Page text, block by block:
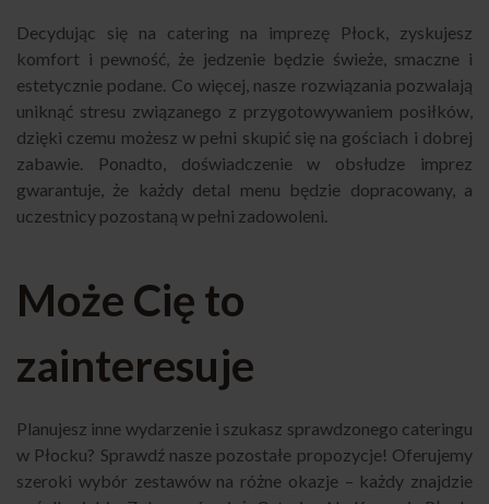
Decydując się na catering na imprezę Płock, zyskujesz
komfort i pewność, że jedzenie będzie świeże, smaczne i
estetycznie podane. Co więcej, nasze rozwiązania pozwalają
uniknąć stresu związanego z przygotowywaniem posiłków,
dzięki czemu możesz w pełni skupić się na gościach i dobrej
zabawie. Ponadto, doświadczenie w obsłudze imprez
gwarantuje, że każdy detal menu będzie dopracowany, a
uczestnicy pozostaną w pełni zadowoleni.
Może Cię to
zainteresuje
Planujesz inne wydarzenie i szukasz sprawdzonego cateringu
w Płocku? Sprawdź nasze pozostałe propozycje! Oferujemy
szeroki wybór zestawów na różne okazje – każdy znajdzie